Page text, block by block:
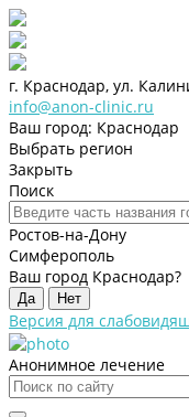
г. Краснодар, ул.
info@anon-clinic.ru
Ваш город: Краснодар
Выбрать регион
Закрыть
Поиск
Ростов-на-Дону
Симферополь
Ваш город Краснодар?
Да Нет
Версия для
Анонимное лечение